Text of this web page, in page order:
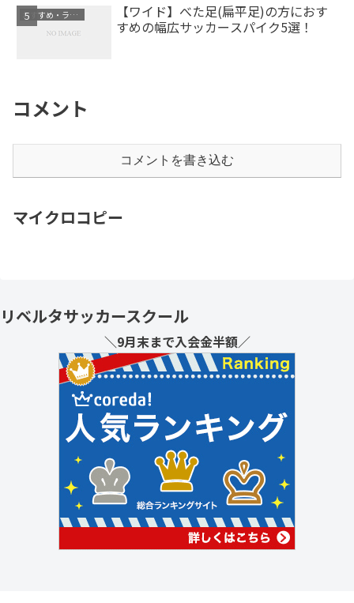
おすすめ・ランキング
【ワイド】べた足(扁平足)の方におす
すめの幅広サッカースパイク5選！
コメント
コメントを書き込む
マイクロコピー
リベルタサッカースクール
＼9月末まで入会金半額／